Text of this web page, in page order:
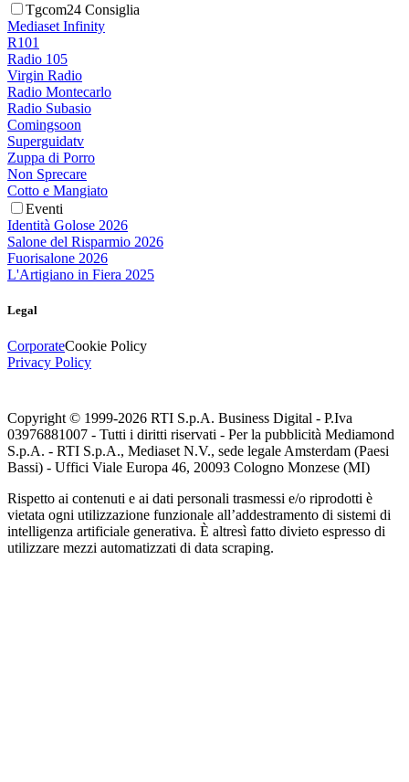
Tgcom24 Consiglia
Mediaset Infinity
R101
Radio 105
Virgin Radio
Radio Montecarlo
Radio Subasio
Comingsoon
Superguidatv
Zuppa di Porro
Non Sprecare
Cotto e Mangiato
Eventi
Identità Golose 2026
Salone del Risparmio 2026
Fuorisalone 2026
L'Artigiano in Fiera 2025
Legal
CorporateCookie Policy
Privacy Policy
Copyright © 1999-2026 RTI S.p.A. Business Digital - P.Iva
03976881007 - Tutti i diritti riservati - Per la pubblicità Mediamond
S.p.A. - RTI S.p.A., Mediaset N.V., sede legale Amsterdam (Paesi
Bassi) - Uffici Viale Europa 46, 20093 Cologno Monzese (MI)
Rispetto ai contenuti e ai dati personali trasmessi e/o riprodotti è
vietata ogni utilizzazione funzionale all’addestramento di sistemi di
intelligenza artificiale generativa. È altresì fatto divieto espresso di
utilizzare mezzi automatizzati di data scraping.